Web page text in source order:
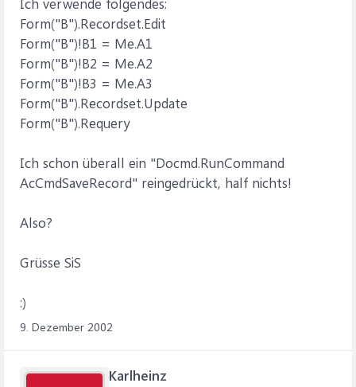
Form("B").Recordset.Edit
Form("B")!B1 = Me.A1
Form("B")!B2 = Me.A2
Form("B")!B3 = Me.A3
Form("B").Recordset.Update
Form("B").Requery
Ich schon überall ein "Docmd.RunCommand
AcCmdSaveRecord" reingedrückt, half nichts!
Also?
Grüsse SiS
:)
9. Dezember 2002
Karlheinz